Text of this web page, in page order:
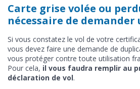
Carte grise volée ou
nécessaire de demander
Si vous constatez le vol de votre
vous devez faire une demande de
vous protéger contre toute utilisation
Pour cela, il vous faudra remplir au
déclaration de vol.